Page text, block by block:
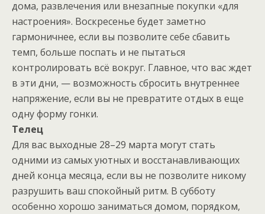
дома, развлечения или внезапные покупки «для
настроения». Воскресенье будет заметно
гармоничнее, если вы позволите себе сбавить
темп, больше поспать и не пытаться
контролировать всё вокруг. Главное, что вас ждет
в эти дни, — возможность сбросить внутреннее
напряжение, если вы не превратите отдых в еще
одну форму гонки.
Телец
Для вас выходные 28–29 марта могут стать
одними из самых уютных и восстанавливающих
дней конца месяца, если вы не позволите никому
разрушить ваш спокойный ритм. В субботу
особенно хорошо заниматься домом, порядком,